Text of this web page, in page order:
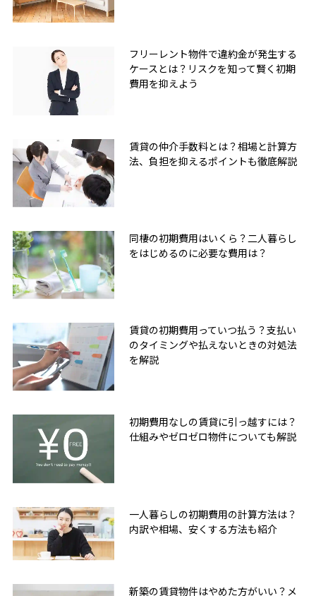
フリーレント物件で違約金が発生する
ケースとは？リスクを知って賢く初期
費用を抑えよう
賃貸の仲介手数料とは？相場と計算方
法、負担を抑えるポイントも徹底解説
同棲の初期費用はいくら？二人暮らし
をはじめるのに必要な費用は？
賃貸の初期費用っていつ払う？支払い
のタイミングや払えないときの対処法
を解説
初期費用なしの賃貸に引っ越すには？
仕組みやゼロゼロ物件についても解説
一人暮らしの初期費用の計算方法は？
内訳や相場、安くする方法も紹介
新築の賃貸物件はやめた方がいい？メ